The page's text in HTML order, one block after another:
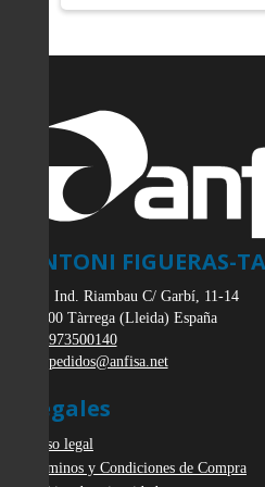
ANTONI FIGUERAS-
Pol. Ind. Riambau C/ Garbí, 11-14
25300 Tàrrega (Lleida) España
973500140
pedidos@anfisa.net
Legales
Aviso legal
Términos y Condiciones de Compra